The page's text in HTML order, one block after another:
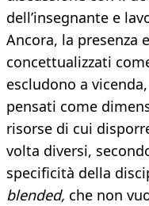
dell’insegnante e
Ancora, la presenza
concettualizzati
escludono a
pensati come
risorse di cui
volta diversi,
specificità della
blended, che non